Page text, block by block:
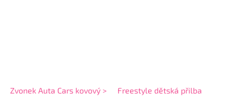
Zvonek Auta Cars kovový >
Freestyle dětská přilba